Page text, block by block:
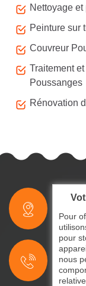
Nettoyage
Peinture sur
Couvreur
Traitement
Poussanges
Rénovation
Pour
pour
nous